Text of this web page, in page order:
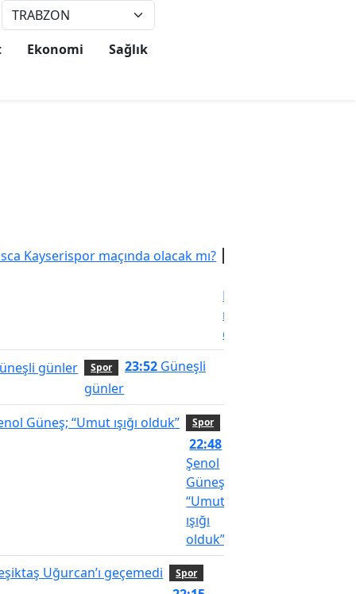
Ekonomi
Sağlık
Kayserispor
maçında
olacak mı?
Spor 23:52Güneşli
günler
Spor
22:48
Şenol
Güneş;
“Umut
ışığı
olduk”
Spor